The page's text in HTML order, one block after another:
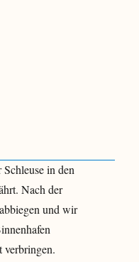
in den
Nach der
und wir